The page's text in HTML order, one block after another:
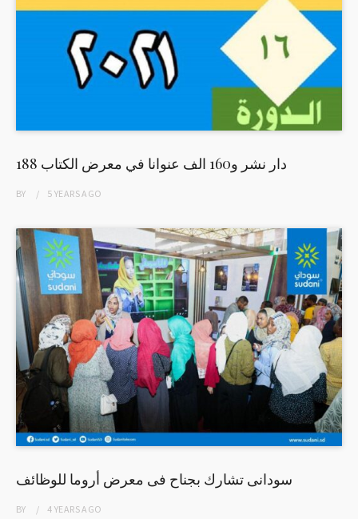
188 دار نشر و160 الف عنوانا في معرض الكتاب
BY 5 YEARSAGO
سودانى تشارك بجناح فى معرض أروما للوظائف
BY 4 YEARSAGO